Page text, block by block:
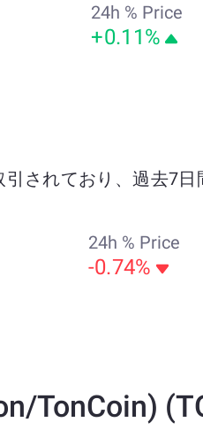
24h % Price
+0.11%
されており、過去7日
24h % Price
-0.74%
TonCoin)